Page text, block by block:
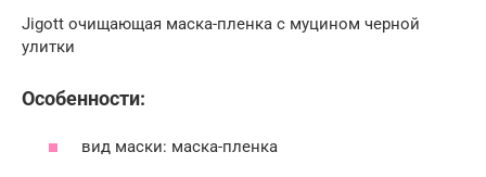
Jigott очищающая маска-пленка с муцином черной
улитки
Особенности:
вид маски: маска-пленка